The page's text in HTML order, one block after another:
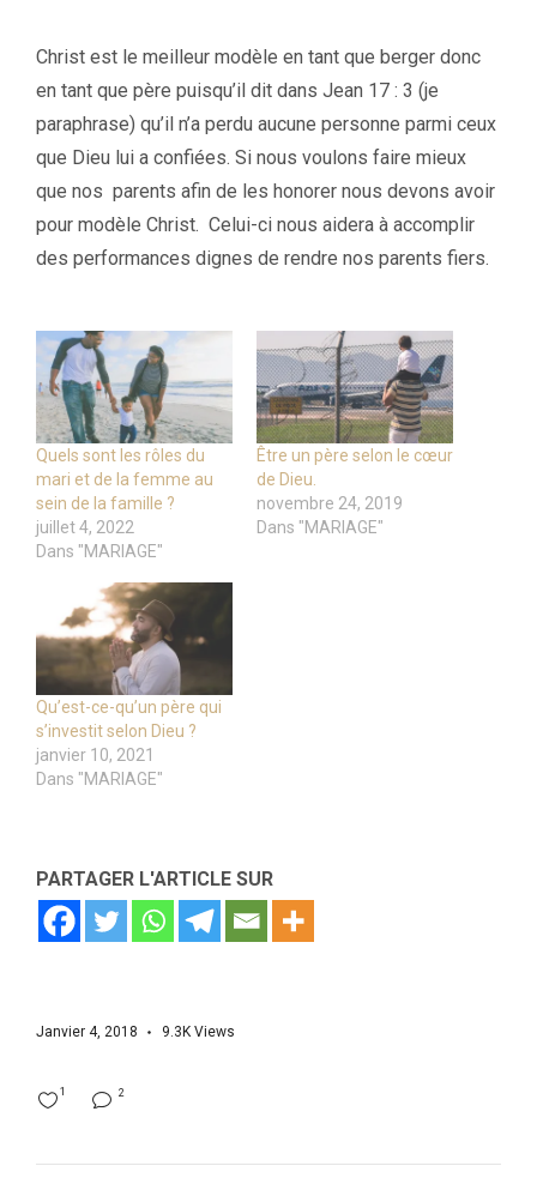
Christ est le meilleur modèle en tant que berger donc
en tant que père puisqu’il dit dans Jean 17 : 3 (je
paraphrase) qu’il n’a perdu aucune personne parmi ceux
que Dieu lui a confiées. Si nous voulons faire mieux
que nos parents afin de les honorer nous devons avoir
pour modèle Christ. Celui-ci nous aidera à accomplir
des performances dignes de rendre nos parents fiers.
Quels sont les rôles du
mari et de la femme au
sein de la famille ?
juillet 4, 2022
Dans "MARIAGE"
Être un père selon le cœur
de Dieu.
novembre 24, 2019
Dans "MARIAGE"
Qu’est-ce-qu’un père qui
s’investit selon Dieu ?
janvier 10, 2021
Dans "MARIAGE"
PARTAGER L'ARTICLE SUR
Janvier 4, 2018 9.3K Views
2
1